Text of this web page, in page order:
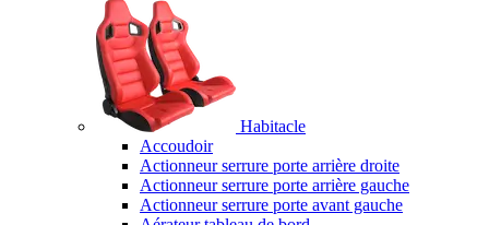
Habitacle
Accoudoir
Actionneur serrure porte arrière droite
Actionneur serrure porte arrière gauche
Actionneur serrure porte avant gauche